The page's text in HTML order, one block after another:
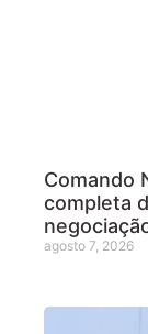
Comando
completa
agosto 7, 2026